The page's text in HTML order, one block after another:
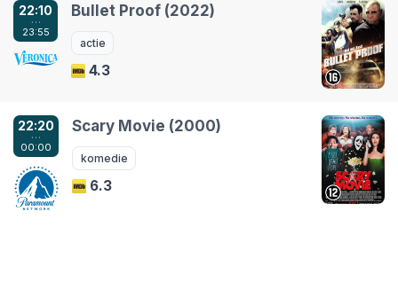
22:10
…
23:55
Bullet Proof (2022)
actie
4.3
22:20
…
00:00
Scary Movie (2000)
komedie
6.3